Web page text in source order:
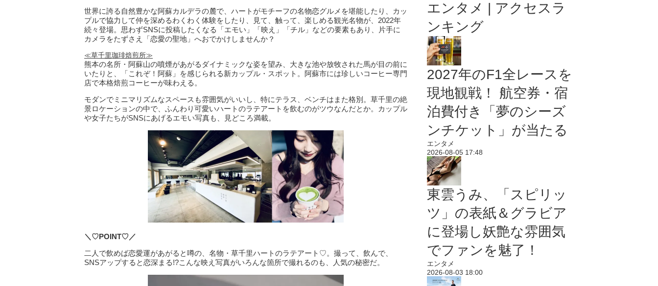
世界に誇る自然豊かな阿蘇カルデラの麓で、ハートがモチーフの名物恋グルメを堪能したり、カッ
プルで協力して仲を深めるわくわく体験をしたり、見て、触って、楽しめる観光名物が、2022年
続々登場。思わずSNSに投稿したくなる「エモい」「映え」「チル」などの要素もあり、片手に
カメラをたずさえ「恋愛の聖地」へおでかけしませんか？
≪草千里珈琲焙煎所≫
熊本の名所・阿蘇山の噴煙があがるダイナミックな姿を望み、大きな池や放牧された馬が目の前に
いたりと、「これぞ！阿蘇」を感じられる新カップル・スポット。阿蘇市には珍しいコーヒー専門
店で本格焙煎コーヒーが味わえる。
モダンでミニマリズムなスペースも雰囲気がいいし、特にテラス、ベンチはまた格別。草千里の絶
景ロケーションの中で、ふんわり可愛いハートのラテアートを飲むのがツウなんだとか。カップル
や女子たちがSNSにあげるエモい写真も、見どころ満載。
＼♡POINT♡／
二人で飲めば恋愛運があがると噂の、名物・草千里ハートのラテアート♡。撮って、飲んで、
SNSアップすると恋深まる!?こんな映え写真がいろんな箇所で撮れるのも、人気の秘密だ。
エンタメ | アクセスラ
ンキング
2027年のF1全レースを
現地観戦！ 航空券・宿
泊費付き「夢のシーズ
ンチケット」が当たる
エンタメ
2026-08-05 17:48
東雲うみ、「スピリッ
ツ」の表紙＆グラビア
に登場し妖艶な雰囲気
でファンを魅了！
エンタメ
2026-08-03 18:00